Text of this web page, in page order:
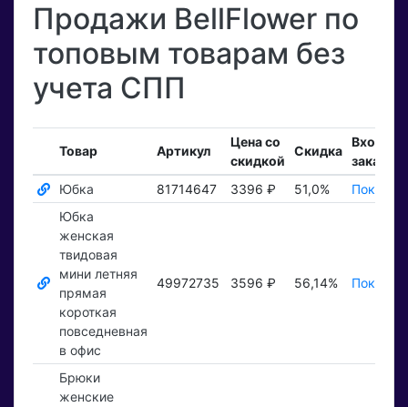
Продажи BellFlower по
топовым товарам без
учета СПП
Товар Артикул
Цена со
скидкой
Скидка
заказы
Юбка
81714647 3396 ₽ 51,0%
Юбка
женская
твидовая
мини летняя
прямая
короткая
повседневная
в офис
49972735 3596 ₽ 56,14%
Брюки
женские